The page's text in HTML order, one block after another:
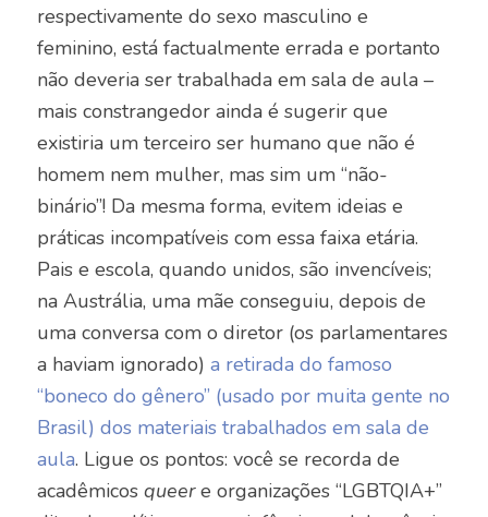
respectivamente do sexo masculino e
feminino, está factualmente errada e portanto
não deveria ser trabalhada em sala de aula –
mais constrangedor ainda é sugerir que
existiria um terceiro ser humano que não é
homem nem mulher, mas sim um “não-
binário”! Da mesma forma, evitem ideias e
práticas incompatíveis com essa faixa etária.
Pais e escola, quando unidos, são invencíveis;
na Austrália, uma mãe conseguiu, depois de
uma conversa com o diretor (os parlamentares
a haviam ignorado) a retirada do famoso
“boneco do gênero” (usado por muita gente no
Brasil) dos materiais trabalhados em sala de
aula. Ligue os pontos: você se recorda de
acadêmicos queere organizações “LGBTQIA+”